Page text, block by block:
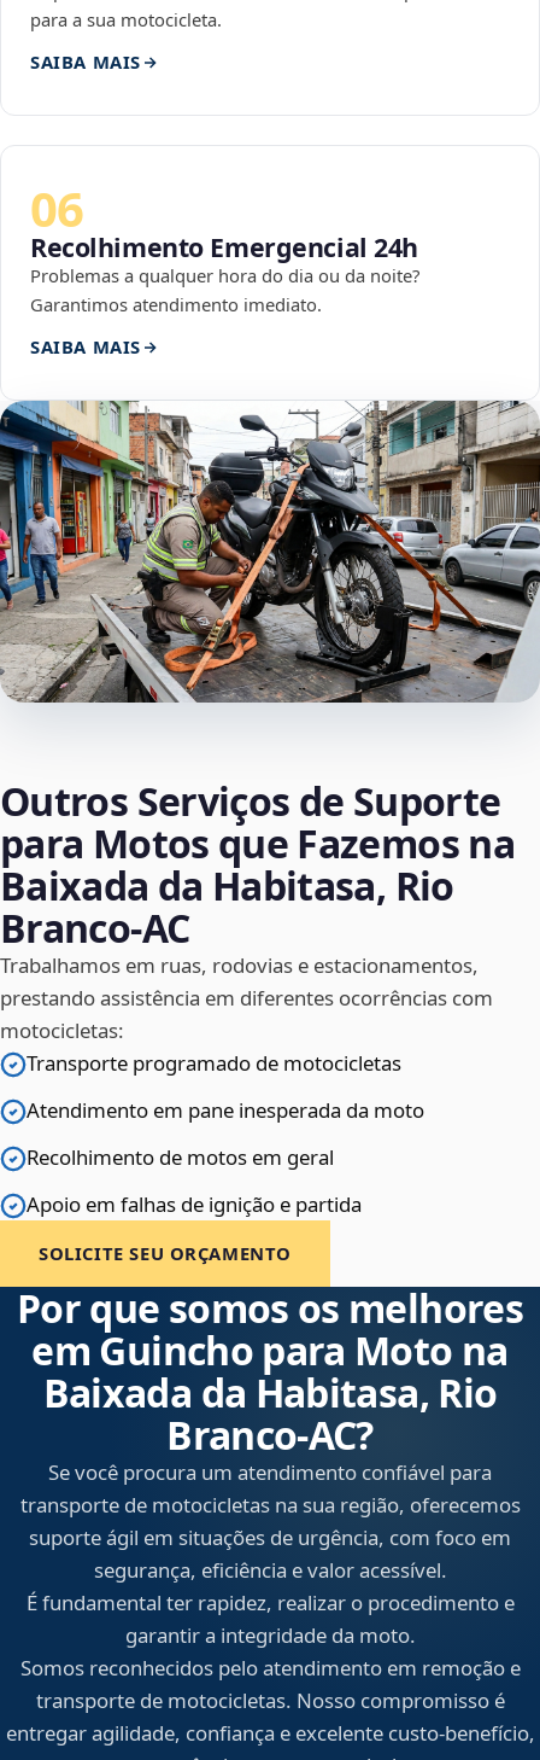
para a sua motocicleta.
SAIBA MAIS
06
Recolhimento Emergencial 24h
Problemas a qualquer hora do dia ou da noite?
Garantimos atendimento imediato.
SAIBA MAIS
Outros Serviços de Suporte
para Motos que Fazemos na
Baixada da Habitasa, Rio
Branco‑AC
Trabalhamos em ruas, rodovias e estacionamentos,
prestando assistência em diferentes ocorrências com
motocicletas:
Transporte programado de motocicletas
Atendimento em pane inesperada da moto
Recolhimento de motos em geral
Apoio em falhas de ignição e partida
SOLICITE SEU ORÇAMENTO
Por que somos os melhores
em Guincho para Moto na
Baixada da Habitasa, Rio
Branco‑AC?
Se você procura um atendimento confiável para
transporte de motocicletas na sua região, oferecemos
suporte ágil em situações de urgência, com foco em
segurança, eficiência e valor acessível.
É fundamental ter rapidez, realizar o procedimento e
garantir a integridade da moto.
Somos reconhecidos pelo atendimento em remoção e
transporte de motocicletas. Nosso compromisso é
entregar agilidade, confiança e excelente custo-benefício,